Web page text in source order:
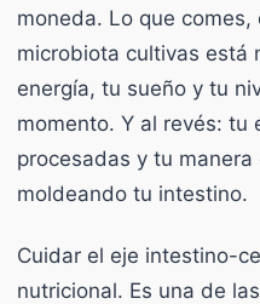
moneda. Lo que
microbiota cultivas está
energía, tu sueño y tu
momento. Y al revés: tu
procesadas y tu
moldeando tu intestino.
Cuidar el eje intestino-
nutricional. Es una de